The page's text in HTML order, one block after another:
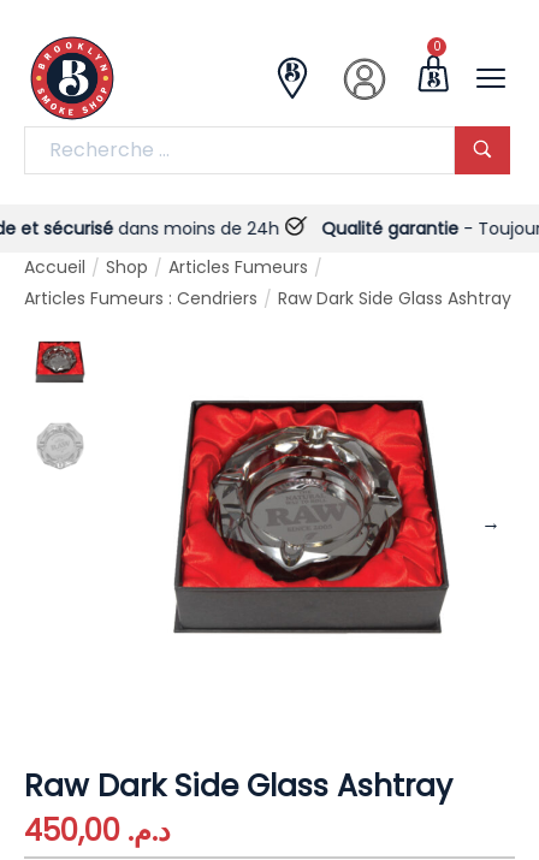
0
dans moins de 24h Qualité garantie- Toujours !
Accueil / Shop / Articles Fumeurs /
Articles Fumeurs : Cendriers / Raw Dark Side Glass Ashtray
Raw Dark Side Glass Ashtray
د.م.